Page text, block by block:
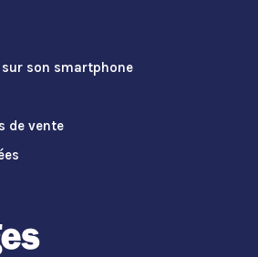
son smartphone
de vente